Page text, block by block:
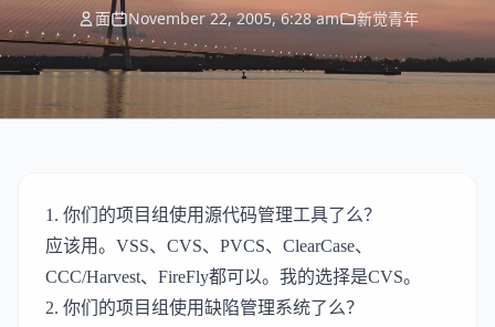
面 November 22, 2005, 6:28 am 新觉青年
1. 你们的项目组使用源代码管理工具了么？
应该用。VSS、CVS、PVCS、ClearCase、
CCC/Harvest、FireFly都可以。我的选择是CVS。
2. 你们的项目组使用缺陷管理系统了么？